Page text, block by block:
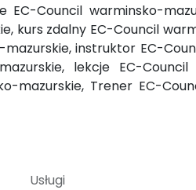
Council warminsko-
zdalny EC-Council
instruktor EC-
lekcje EC-
mazurskie, Trener EC-
Usługi